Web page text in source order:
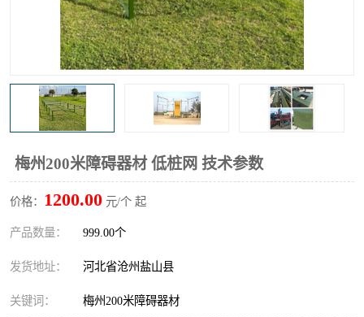
梅州200米障碍器材 低桩网 技术参数
价格： 1200.00 元/个 起
产品数量： 999.00个
发货地址： 河北省沧州盐山县
关键词： 梅州200米障碍器材